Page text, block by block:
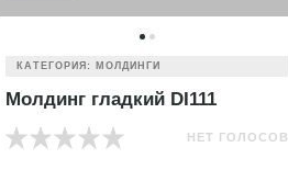
КАТЕГОРИЯ: МОЛДИНГИ
Молдинг гладкий DI111
НЕТ ГОЛОСОВ